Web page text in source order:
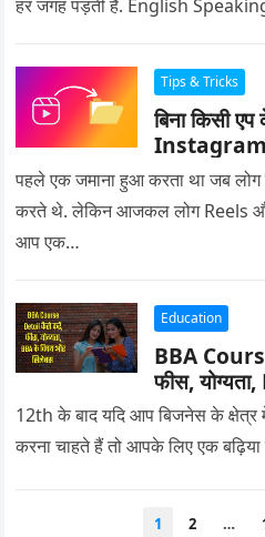
हर जगह पड़ती है. English
Tips & Tricks
बिना किसी
पहले एक जमाना हुआ करता था जब लोग
करते थे. लेकिन आजकल लोग Reels
आप एक…
Education
BBA
फीस,
12th के बाद यदि आप बिजनेस के क्षेत्र
करना चाहते हैं तो आपके लिए एक
1 2 …